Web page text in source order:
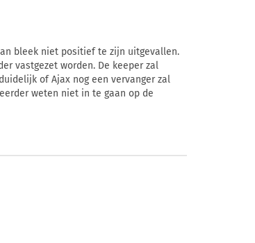
bleek niet positief te zijn uitgevallen.
vastgezet worden. De keeper zal
of Ajax nog een vervanger zal
weten niet in te gaan op de